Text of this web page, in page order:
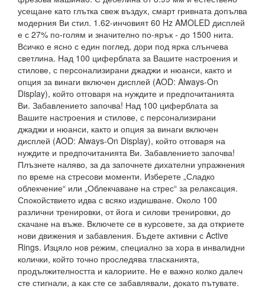
усещане като глътка свеж въздух, смарт гривната допълва
модерния Ви стил. 1.62-инчовият 60 Hz AMOLED дисплей
е с 27% по-голям и значително по-ярък - до 1500 нита.
Всичко е ясно с един поглед, дори под ярка слънчева
светлина. Над 100 циферблата за Вашите настроения и
стилове, с персонализирани джаджи и нюанси, както и
опция за винаги включен дисплей (AOD: Always-On
Display), който отговаря на нуждите и предпочитанията
Ви. Забавлението започва! Над 100 циферблата за
Вашите настроения и стилове, с персонализирани
джаджи и нюанси, както и опция за винаги включен
дисплей (AOD: Always-On Display), който отговаря на
нуждите и предпочитанията Ви. Забавлението започва!
Плъзнете наляво, за да започнете дихателни упражнения
по време на стресови моменти. Изберете „Сладко
облекчение“ или „Облекчаване на стрес“ за релаксация.
Спокойствието идва с всяко издишване. Около 100
различни тренировки, от йога и силови тренировки, до
скачане на въже. Включете се в курсовете, за да откриете
нови движения и забавления. Бъдете активни с Active
Rings. Изцяло нов режим, специално за хора в инвалидни
колички, който точно проследява тласканията,
продължителността и калориите. Не е важно колко далеч
сте стигнали, а как сте се забавлявали, докато пътувате.